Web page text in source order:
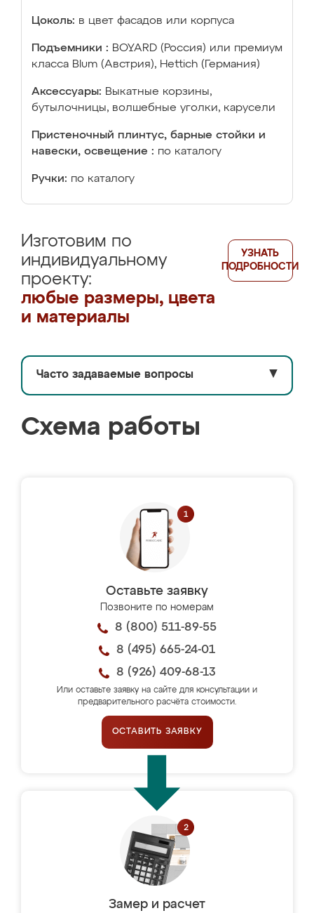
Цоколь: в цвет фасадов или корпуса
Подъемники : BOYARD (Россия) или премиум
класса Blum (Австрия), Hettich (Германия)
Аксессуары: Выкатные корзины,
бутылочницы, волшебные уголки, карусели
Пристеночный плинтус, барные стойки и
навески, освещение : по каталогу
Ручки: по каталогу
Изготовим по
индивидуальному
проекту:
любые размеры, цвета
и материалы
УЗНАТЬ
ПОДРОБНОСТИ
Часто задаваемые вопросы ▼
Схема работы
Оставьте заявку
Позвоните по номерам
8 (800) 511-89-55
8 (495) 665-24-01
8 (926) 409-68-13
Или оставьте заявку на сайте для консультации и
предварительного расчёта стоимости.
ОСТАВИТЬ ЗАЯВКУ
Замер и расчет